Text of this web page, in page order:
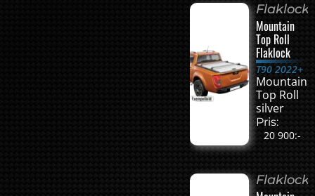
Flaklock
Mountain
Top Roll
Flaklock
T90 2022+
Mountain
Top Roll
silver
Pris:
20 900:-
Flaklock